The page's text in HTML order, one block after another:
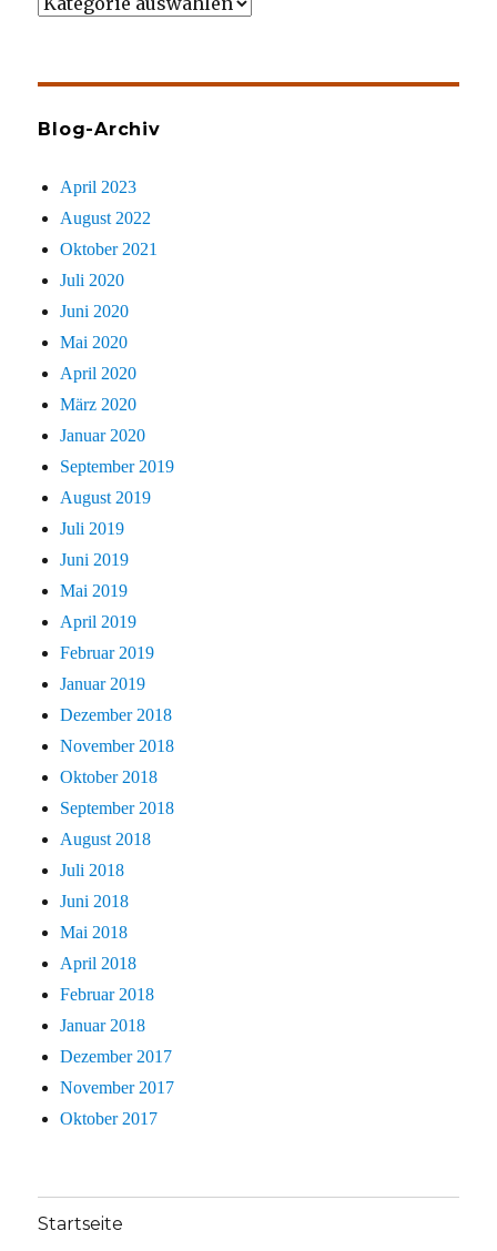
Blog-Archiv
April 2023
August 2022
Oktober 2021
Juli 2020
Juni 2020
Mai 2020
April 2020
März 2020
Januar 2020
September 2019
August 2019
Juli 2019
Juni 2019
Mai 2019
April 2019
Februar 2019
Januar 2019
Dezember 2018
November 2018
Oktober 2018
September 2018
August 2018
Juli 2018
Juni 2018
Mai 2018
April 2018
Februar 2018
Januar 2018
Dezember 2017
November 2017
Oktober 2017
Startseite